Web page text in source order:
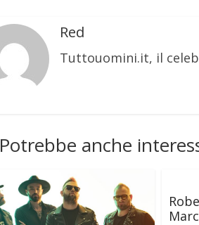
Red
Tuttouomini.it, il
Potrebbe anche